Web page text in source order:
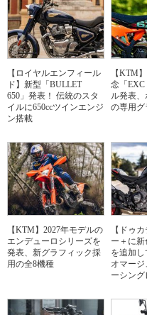
【ロイヤルエンフィール
ド】新型「BULLET
650」発表！ 伝統のスタ
イルに650ccツインエンジ
ン搭載
【KTM
念「EXC
ル発表
の専用グ
【KTM】2027年モデルの
エンデューロシリーズを
発表、新グラフィック採
用の全8機種
【ドゥ
ー＋に新
を追加し
オマー
ーシング